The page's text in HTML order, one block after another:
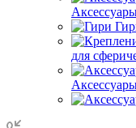
для